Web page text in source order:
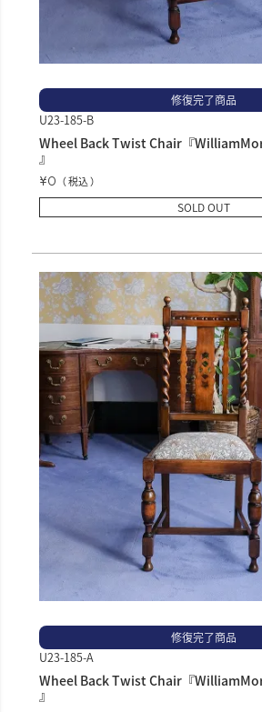
修復完了商品
U23-185-B
Wheel Back Twist Chair『
』
¥0 税込
SOLD OUT
修復完了商品
U23-185-A
Wheel Back Twist Chair『
』